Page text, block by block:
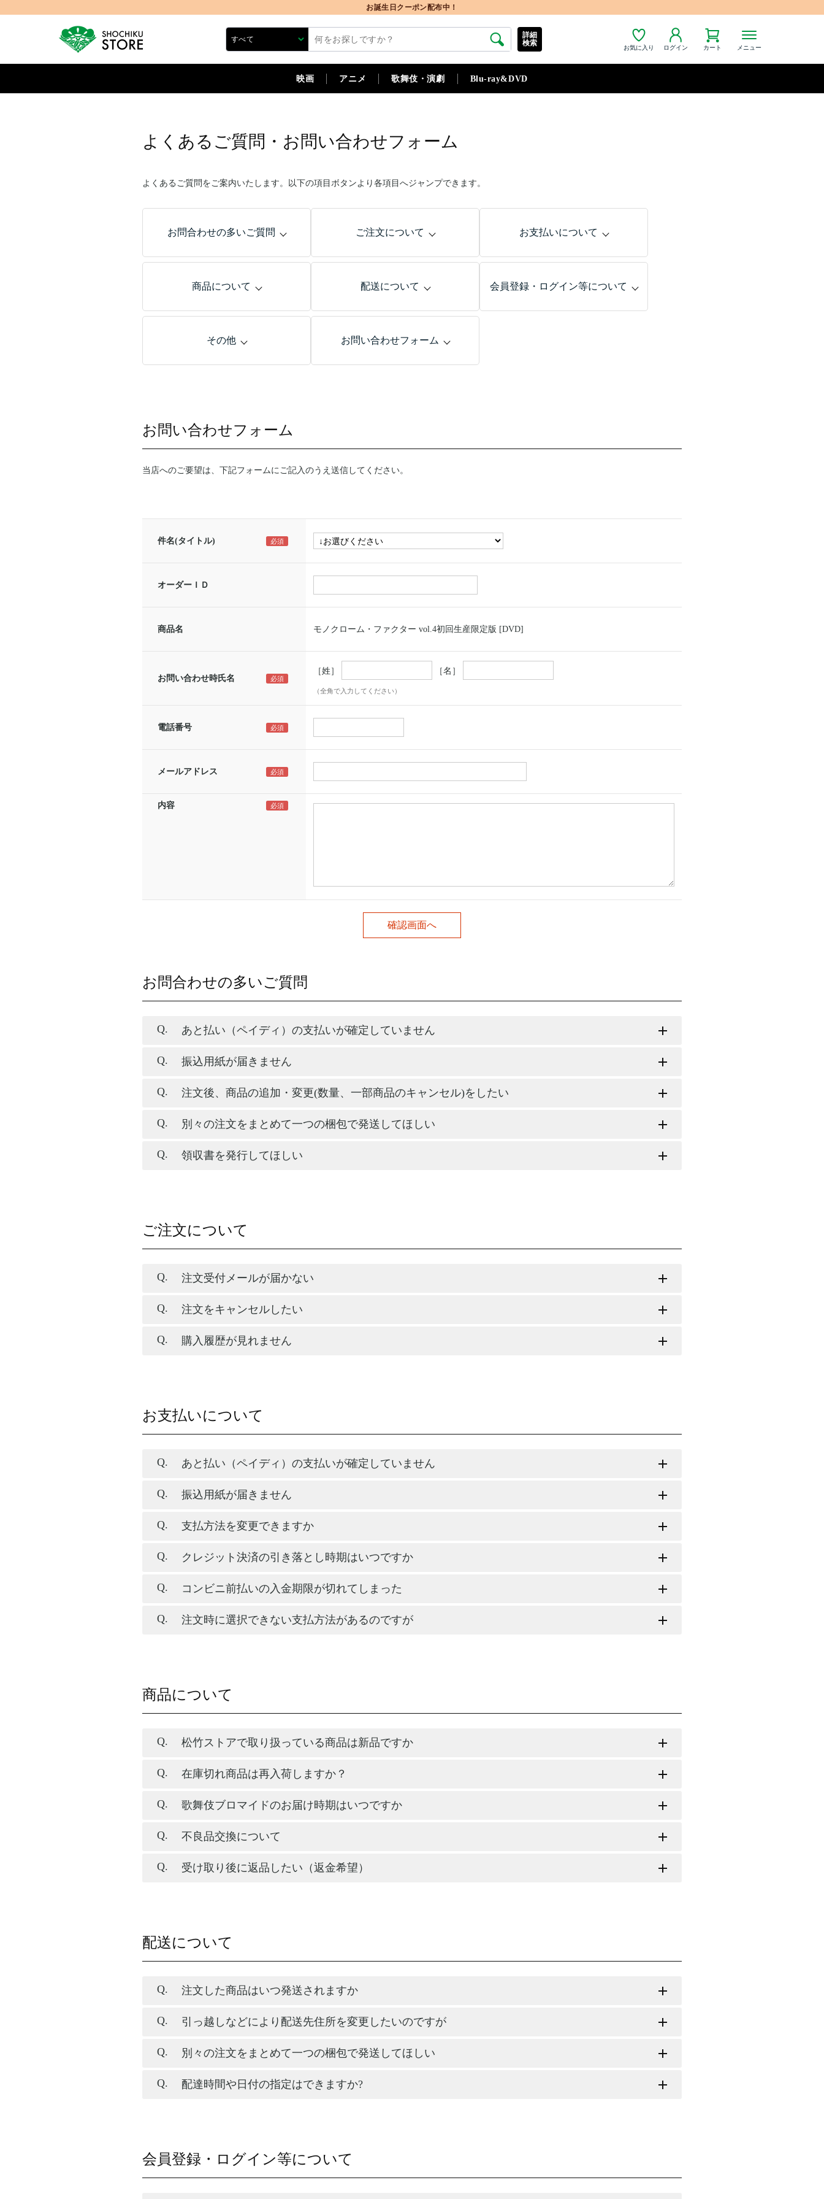
お誕生日クーポン配布中！
お気に入り ログイン カート メニュー
詳細
検索
映画 アニメ 歌舞伎・演劇 Blu-ray&DVD
よくあるご質問・お問い合わせフォーム
よくあるご質問をご案内いたします。以下の項目ボタンより各項目へジャンプできます。
お問合わせの多いご質問 ご注文について お支払いについて
商品について 配送について 会員登録・ログイン等について
その他 お問い合わせフォーム
お問い合わせフォーム
当店へのご要望は、下記フォームにご記入のうえ送信してください。
件名(タイトル)
オーダーＩＤ
商品名 モノクローム・ファクター vol.4初回生産限定版 [DVD]
お問い合わせ時氏名
［姓］ ［名］
（全角で入力してください）
電話番号
メールアドレス
内容
お問合わせの多いご質問
あと払い（ペイディ）の支払いが確定していません
振込用紙が届きません
注文後、商品の追加・変更(数量、一部商品のキャンセル)をしたい
別々の注文をまとめて一つの梱包で発送してほしい
領収書を発行してほしい
ご注文について
注文受付メールが届かない
注文をキャンセルしたい
購入履歴が見れません
お支払いについて
あと払い（ペイディ）の支払いが確定していません
振込用紙が届きません
支払方法を変更できますか
クレジット決済の引き落とし時期はいつですか
コンビニ前払いの入金期限が切れてしまった
注文時に選択できない支払方法があるのですが
商品について
松竹ストアで取り扱っている商品は新品ですか
在庫切れ商品は再入荷しますか？
歌舞伎ブロマイドのお届け時期はいつですか
不良品交換について
受け取り後に返品したい（返金希望）
配送について
注文した商品はいつ発送されますか
引っ越しなどにより配送先住所を変更したいのですが
別々の注文をまとめて一つの梱包で発送してほしい
配達時間や日付の指定はできますか?
会員登録・ログイン等について